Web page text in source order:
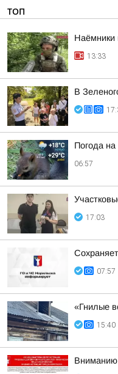
ТОП
Наёмники
13:33
В
Погода на
06:57
17:03
07:57
«Гнилые
15:40
Вниманию